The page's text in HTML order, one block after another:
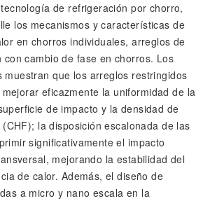
de refrigeración por chorro,
los mecanismos y características de
en chorros individuales, arreglos de
con cambio de fase en chorros. Los
muestran que los arreglos restringidos
eficazmente la uniformidad de la
de impacto y la densidad de
la disposición escalonada de las
significativamente el impacto
mejorando la estabilidad del
de calor. Además, el diseño de
a micro y nano escala en la